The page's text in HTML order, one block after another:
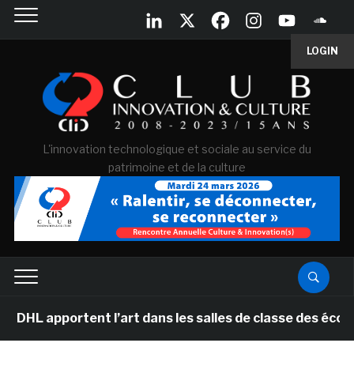
LOGIN
L'innovation technologique et sociale au service du
patrimoine et de la culture
l’art dans les salles de classe des écoles